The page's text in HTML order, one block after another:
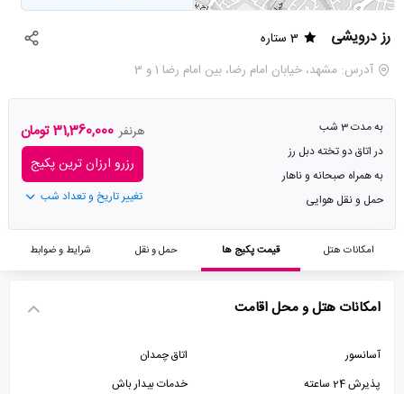
رز درویشی
3 ستاره
آدرس: مشهد، خیابان امام رضا، بین امام رضا 1 و 3
به مدت 3 شب
در اتاق دو تخته دبل رز
به همراه صبحانه و ناهار
حمل و نقل هوایی
هرنفر 31,360,000 تومان
رزرو ارزان ترین پکیج
تغییر تاریخ و تعداد شب
امکانات هتل قیمت پکیج ها حمل و نقل شرایط و ضوابط
امکانات هتل و محل اقامت
آسانسور
اتاق چمدان
پذیرش 24 ساعته
خدمات بیدار باش